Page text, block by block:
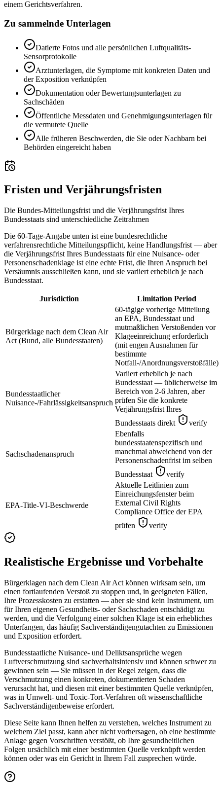
einem Gerichtsverfahren.
Zu sammelnde Unterlagen
Datierte Fotos und alle persönlichen Luftqualitäts-
Sensorprotokolle
Arztunterlagen, die Symptome mit konkreten Daten und
der Exposition verknüpfen
Dokumentation oder Bewertungsunterlagen zu
Sachschäden
Öffentliche Messdaten und Genehmigungsunterlagen für
die vermutete Quelle
Alle früheren Beschwerden, die Sie oder Nachbarn bei
Behörden eingereicht haben
Fristen und Verjährungsfristen
Die Bundes-Mitteilungsfrist und die Verjährungsfrist Ihres
Bundesstaats sind unterschiedliche Zeitrahmen
Die 60-Tage-Angabe unten ist eine bundesrechtliche
verfahrensrechtliche Mitteilungspflicht, keine Handlungsfrist — aber
die Verjährungsfrist Ihres Bundesstaats für eine Nuisance- oder
Personenschadenklage ist eine echte Frist, die Ihren Anspruch bei
Versäumnis ausschließen kann, und sie variiert erheblich je nach
Bundesstaat.
Jurisdiction Limitation Period
Bürgerklage nach dem Clean Air
Act (Bund, alle Bundesstaaten)
60-tägige vorherige Mitteilung
an EPA, Bundesstaat und
mutmaßlichen Verstoßenden vor
Klageeinreichung erforderlich
(mit engen Ausnahmen für
bestimmte
Notfall-/Anordnungsverstoßfälle)
Bundesstaatlicher
Nuisance-/Fahrlässigkeitsanspruch
Variiert erheblich je nach
Bundesstaat — üblicherweise im
Bereich von 2-6 Jahren, aber
prüfen Sie die konkrete
Verjährungsfrist Ihres
Bundesstaats direkt
verify
Sachschadenanspruch
Ebenfalls
bundesstaatenspezifisch und
manchmal abweichend von der
Personenschadenfrist im selben
Bundesstaat
verify
EPA-Title-VI-Beschwerde
Aktuelle Leitlinien zum
Einreichungsfenster beim
External Civil Rights
Compliance Office der EPA
prüfen
verify
Realistische Ergebnisse und Vorbehalte
Bürgerklagen nach dem Clean Air Act können wirksam sein, um
einen fortlaufenden Verstoß zu stoppen und, in geeigneten Fällen,
Ihre Prozesskosten zu erstatten — aber sie sind kein Instrument, um
für Ihren eigenen Gesundheits- oder Sachschaden entschädigt zu
werden, und die Verfolgung einer solchen Klage ist ein erhebliches
Unterfangen, das häufig Sachverständigengutachten zu Emissionen
und Exposition erfordert.
Bundesstaatliche Nuisance- und Deliktsansprüche wegen
Luftverschmutzung sind sachverhaltsintensiv und können schwer zu
gewinnen sein — Sie müssen in der Regel zeigen, dass die
Verschmutzung einen konkreten, dokumentierten Schaden
verursacht hat, und diesen mit einer bestimmten Quelle verknüpfen,
was in Umwelt- und Toxic-Tort-Verfahren oft wissenschaftliche
Sachverständigenbeweise erfordert.
Diese Seite kann Ihnen helfen zu verstehen, welches Instrument zu
welchem Ziel passt, kann aber nicht vorhersagen, ob eine bestimmte
Anlage gegen Vorschriften verstößt, ob Ihre gesundheitlichen
Folgen ursächlich mit einer bestimmten Quelle verknüpft werden
können oder was ein Gericht in Ihrem Fall zusprechen würde.